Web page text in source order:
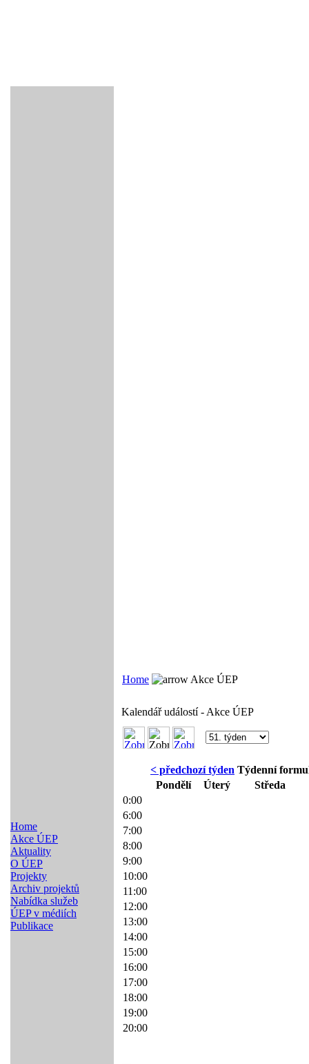
Home
Akce ÚEP
Aktuality
O ÚEP
Projekty
Archiv projektů
Nabídka služeb
ÚEP v médiích
Publikace
Home Akce ÚEP
Kalendář událostí - Akce ÚEP
< předchozí týden Týdenní
Pondělí
Úterý
Středa
0:00
6:00
7:00
8:00
9:00
10:00
11:00
12:00
13:00
14:00
15:00
16:00
17:00
18:00
19:00
20:00